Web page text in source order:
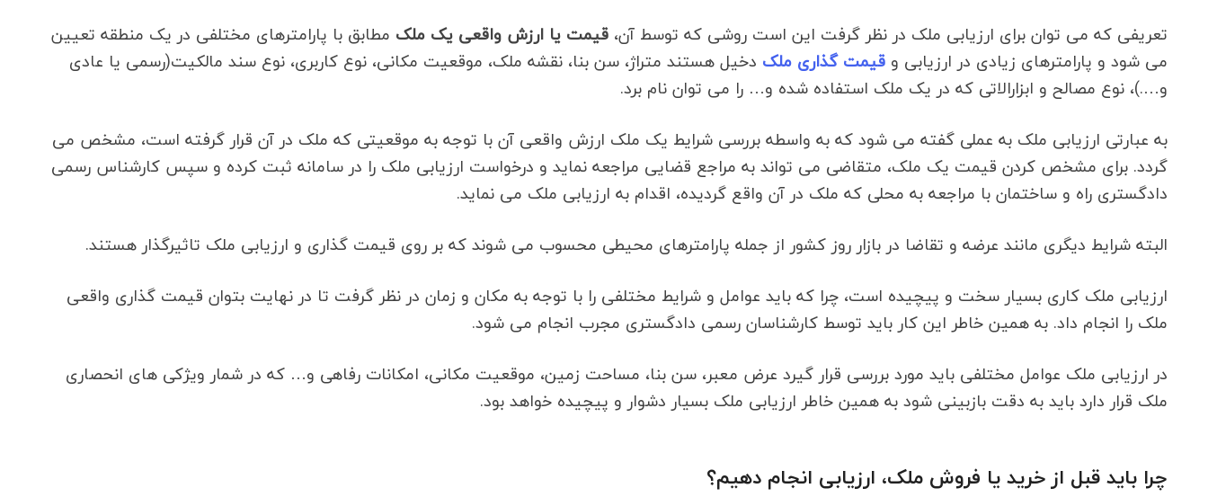
تعریفی که می توان برای ارزیابی ملک در نظر گرفت این است روشی که توسط آن، قیمت یا ارزش واقعی یک ملک مطابق با پارامترهای مختلفی در یک منطقه تعیین
می شود و پارامترهای زیادی در ارزیابی و قیمت گذاری ملک دخیل هستند متراژ، سن بنا، نقشه ملک، موقعیت مکانی، نوع کاربری، نوع سند مالکیت(رسمی یا عادی
و….)، نوع مصالح و ابزارالاتی که در یک ملک استفاده شده و… را می توان نام برد.
به عبارتی ارزیابی ملک به عملی گفته می شود که به واسطه بررسی شرایط یک ملک ارزش واقعی آن با توجه به موقعیتی که ملک در آن قرار گرفته است، مشخص می
گردد. برای مشخص کردن قیمت یک ملک، متقاضی می تواند به مراجع قضایی مراجعه نماید و درخواست ارزیابی ملک را در سامانه ثبت کرده و سپس کارشناس رسمی
دادگستری راه و ساختمان با مراجعه به محلی که ملک در آن واقع گردیده، اقدام به ارزیابی ملک می نماید.
البته شرایط دیگری مانند عرضه و تقاضا در بازار روز کشور از جمله پارامترهای محیطی محسوب می شوند که بر روی قیمت گذاری و ارزیابی ملک تاثیرگذار هستند.
ارزیابی ملک کاری بسیار سخت و پیچیده است، چرا که باید عوامل و شرایط مختلفی را با توجه به مکان و زمان در نظر گرفت تا در نهایت بتوان قیمت گذاری واقعی
ملک را انجام داد. به همین خاطر این کار باید توسط کارشناسان رسمی دادگستری مجرب انجام می شود.
در ارزیابی ملک عوامل مختلفی باید مورد بررسی قرار گیرد عرض معبر، سن بنا، مساحت زمین، موقعیت مکانی، امکانات رفاهی و… که در شمار ویژکی های انحصاری
ملک قرار دارد باید به دقت بازبینی شود به همین خاطر ارزیابی ملک بسیار دشوار و پیچیده خواهد بود.
چرا باید قبل از خرید یا فروش ملک، ارزیابی انجام دهیم؟